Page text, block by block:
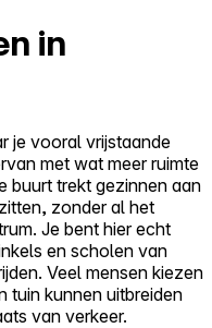
in
je vooral vrijstaande
met wat meer ruimte
buurt trekt gezinnen aan
zonder al het
Je bent hier echt
en scholen van
Veel mensen kiezen
tuin kunnen uitbreiden
van verkeer.